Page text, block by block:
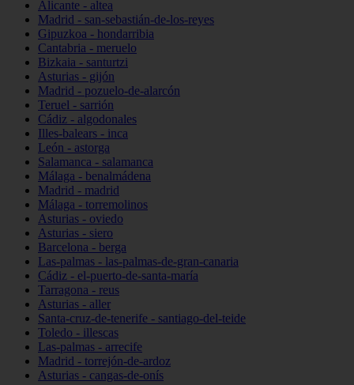
Alicante - altea
Madrid - san-sebastián-de-los-reyes
Gipuzkoa - hondarribia
Cantabria - meruelo
Bizkaia - santurtzi
Asturias - gijón
Madrid - pozuelo-de-alarcón
Teruel - sarrión
Cádiz - algodonales
Illes-balears - inca
León - astorga
Salamanca - salamanca
Málaga - benalmádena
Madrid - madrid
Málaga - torremolinos
Asturias - oviedo
Asturias - siero
Barcelona - berga
Las-palmas - las-palmas-de-gran-canaria
Cádiz - el-puerto-de-santa-maría
Tarragona - reus
Asturias - aller
Santa-cruz-de-tenerife - santiago-del-teide
Toledo - illescas
Las-palmas - arrecife
Madrid - torrejón-de-ardoz
Asturias - cangas-de-onís